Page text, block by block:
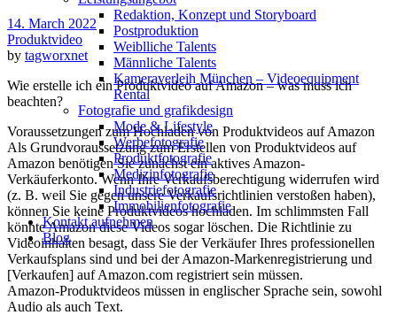
Redak­ti­on, Kon­zept und Storyboard
Post­pro­duk­ti­on
Weiblliche Talents
Männliche Talents
Kameraverleih München – Videoequipment
Rental
Fotografie und grafikdesign
Mode & Lifestyle
Werbefotografie
Produktfotografie
Medizinfotografie
Industriefotografie
Immobilienfotografie
Kontakt aufnehmen
Blog
14. March 2022
Produktvideo
by tagworxnet
Wie erstelle ich ein Produktvideo auf Amazon – was muss ich
beachten?
Voraussetzungen zum Hochladen von Produktvideos auf Amazon
Als Grundvoraussetzung zum Erstellen von Produktvideos auf
Amazon benötigen Sie zunächst ein aktives Amazon-
Verkäuferkonto. Wenn Ihre Verkaufsberechtigung widerrufen wird
(z. B. weil Sie gegen unsere Verkaufsrichtlinien verstoßen haben),
können Sie keine Produktvideos hochladen. Im schlimmsten Fall
könnte Amazon diese Videos sogar löschen. Die Richtlinie zu
Videoinhalten besagt, dass Sie der Verkäufer Ihres professionellen
Verkaufsplans sind und bei der Amazon-Markenregistrierung und
[Verkaufen] auf Amazon.com registriert sein müssen.
Amazon-Produktvideos müssen in englischer Sprache sein, sowohl
Audio als auch Text.